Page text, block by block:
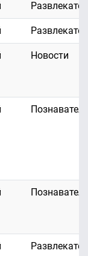
Новости